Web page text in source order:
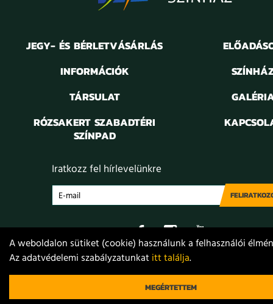
JEGY- ÉS BÉRLETVÁSÁRLÁS
INFORMÁCIÓK
TÁRSULAT
RÓZSAKERT SZABADTÉRI
SZÍNPAD
Iratkozz fel hírlevelünkre
Adatvédelem Jogi nyilatkozat Projektek
© 2021. Móricz Zsigmond Színház
A weboldalon sütiket (cookie) használunk a felhasználói
Az adatvédelemi szabályzatunkatitt találja.
MEGÉRTETTEM